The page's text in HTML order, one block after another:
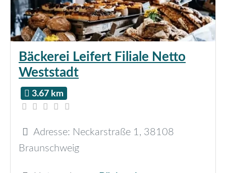
Bäckerei Leifert Filiale Netto
Weststadt
3.67 km
Adresse: Neckarstraße 1 , 38108
Braunschweig